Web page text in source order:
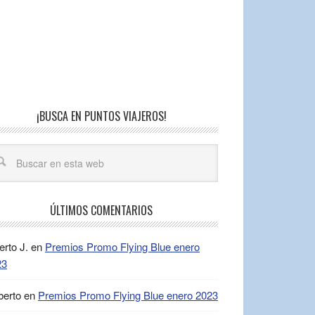
¡BUSCA EN PUNTOS VIAJEROS!
ÚLTIMOS COMENTARIOS
J. en Premios Promo Flying Blue enero
en Premios Promo Flying Blue enero 2023